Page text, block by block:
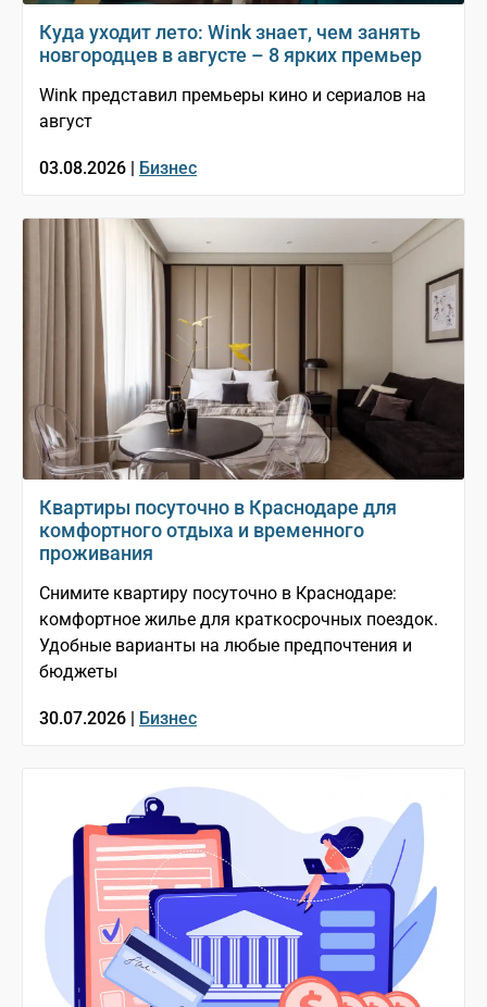
Куда уходит лето: Wink знает, чем занять
новгородцев в августе – 8 ярких премьер
Wink представил премьеры кино и сериалов на
август
03.08.2026 | Бизнес
Квартиры посуточно в Краснодаре для
комфортного отдыха и временного
проживания
Снимите квартиру посуточно в Краснодаре:
комфортное жилье для краткосрочных поездок.
Удобные варианты на любые предпочтения и
бюджеты
30.07.2026 | Бизнес